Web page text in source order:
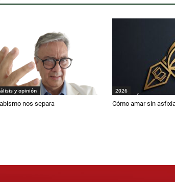
y opinión
nos separa
2026
Cómo amar sin